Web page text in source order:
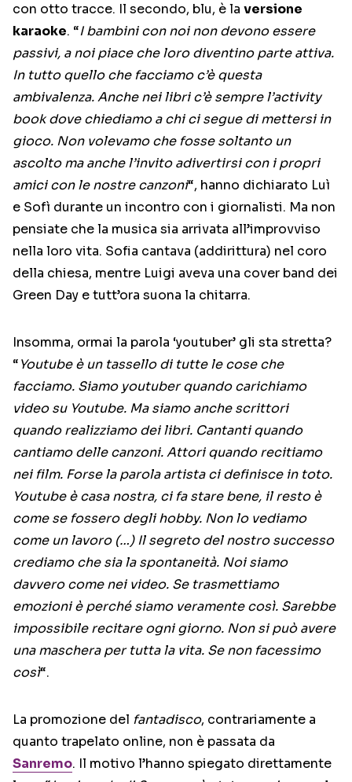
con otto tracce. Il secondo, blu, è la versione
karaoke. “I bambini con noi non devono essere
passivi, a noi piace che loro diventino parte attiva.
In tutto quello che facciamo c’è questa
ambivalenza. Anche nei libri c’è sempre l’activity
book dove chiediamo a chi ci segue di mettersi in
gioco. Non volevamo che fosse soltanto un
ascolto ma anche l’invito adivertirsi con i propri
amici con le nostre canzoni“, hanno dichiarato Luì
e Sofì durante un incontro con i giornalisti. Ma non
pensiate che la musica sia arrivata all’improvviso
nella loro vita. Sofia cantava (addirittura) nel coro
della chiesa, mentre Luigi aveva una cover band dei
Green Day e tutt’ora suona la chitarra.
Insomma, ormai la parola ‘youtuber’ gli sta stretta?
“Youtube è un tassello di tutte le cose che
facciamo. Siamo youtuber quando carichiamo
video su Youtube. Ma siamo anche scrittori
quando realizziamo dei libri. Cantanti quando
cantiamo delle canzoni. Attori quando recitiamo
nei film. Forse la parola artista ci definisce in toto.
Youtube è casa nostra, ci fa stare bene, il resto è
come se fossero degli hobby. Non lo vediamo
come un lavoro (…) Il segreto del nostro successo
crediamo che sia la spontaneità. Noi siamo
davvero come nei video. Se trasmettiamo
emozioni è perché siamo veramente così. Sarebbe
impossibile recitare ogni giorno. Non si può avere
una maschera per tutta la vita. Se non facessimo
così“.
La promozione del fantadisco, contrariamente a
quanto trapelato online, non è passata da
Sanremo. Il motivo l’hanno spiegato direttamente